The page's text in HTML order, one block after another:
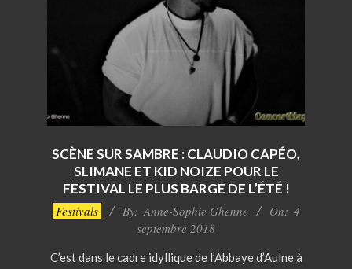
SCÈNE SUR SAMBRE : CLAUDIO CAPÉO,
SLIMANE ET KID NOIZE POUR LE
FESTIVAL LE PLUS BARGE DE L’ÉTÉ !
2018-
Festivals By: Anne-Sophie Ghenne On: 4
septembre 2018
C’est dans le cadre idyllique de l’Abbaye d’Aulne à